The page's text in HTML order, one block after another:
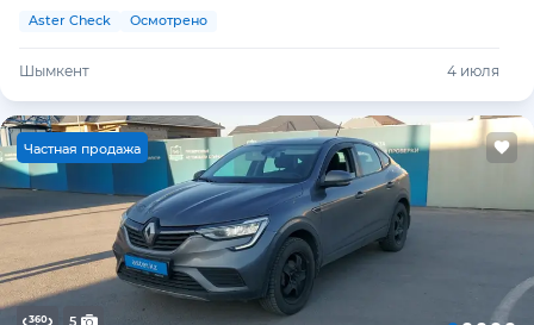
Aster Check Осмотрено
Шымкент 4 июля
Частная продажа
5